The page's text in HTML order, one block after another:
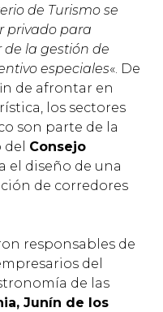
de Turismo se
privado para
la gestión de
especiales«. De
de afrontar en
los sectores
son parte de la
Consejo
el diseño de una
de corredores
responsables de
del
de las
Junín de los